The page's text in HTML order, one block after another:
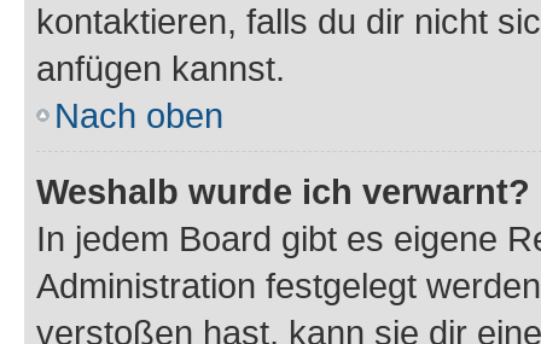
kontaktieren, falls du dir nicht
anfügen kannst.
Nach oben
Weshalb wurde ich verwarnt?
In jedem Board gibt es eigene
Administration festgelegt
verstoßen hast, kann sie dir